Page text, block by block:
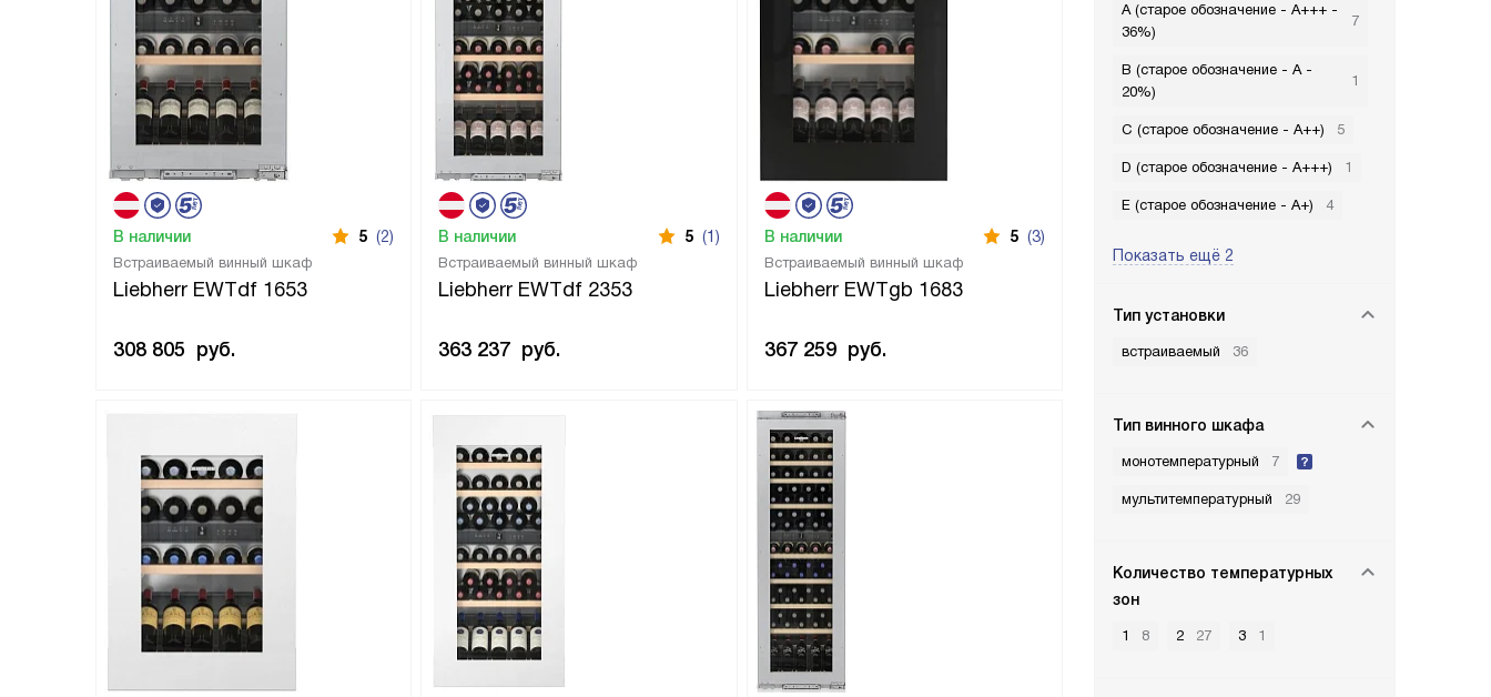
A (старое обозначение - A+++ -
36%)
7
B (старое обозначение - A -
20%)
1
C (старое обозначение - A++) 5
D (старое обозначение - A+++) 1
E (старое обозначение - A+) 4
Показать ещё 2
Тип установки
встраиваемый 36
Тип винного шкафа
монотемпературный 7
мультитемпературный 29
Количество температурных
зон
1 8 2 27 3 1
Встраиваемый винный шкаф
Liebherr EWTdf 1653
В наличии 5 (2)
308 805 руб.
Встраиваемый винный шкаф
Liebherr EWTdf 2353
В наличии 5 (1)
363 237 руб.
Встраиваемый винный шкаф
Liebherr EWTgb 1683
В наличии 5 (3)
367 259 руб.